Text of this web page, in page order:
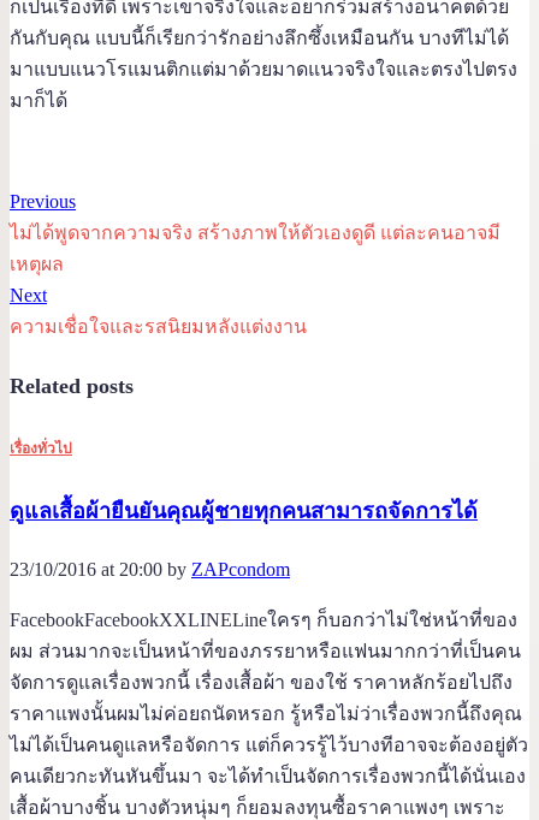
ก็เป็นเรื่องที่ดี เพราะเขาจริงใจและอยากร่วมสร้างอนาคตด้วย
กันกับคุณ แบบนี้ก็เรียกว่ารักอย่างลึกซึ้งเหมือนกัน บางทีไม่ได้
มาแบบแนวโรแมนติกแต่มาด้วยมาดแนวจริงใจและตรงไปตรง
มาก็ได้
Previous
ไม่ได้พูดจากความจริง สร้างภาพให้ตัวเองดูดี แต่ละคนอาจมี
เหตุผล
Next
ความเชื่อใจและรสนิยมหลังแต่งงาน
Related posts
เรื่องทั่วไป
ดูแลเสื้อผ้ายืนยันคุณผู้ชายทุกคนสามารถจัดการได้
23/10/2016 at 20:00 by ZAPcondom
FacebookFacebookXXLINELineใครๆ ก็บอกว่าไม่ใช่หน้าที่ของ
ผม ส่วนมากจะเป็นหน้าที่ของภรรยาหรือแฟนมากกว่าที่เป็นคน
จัดการดูแลเรื่องพวกนี้ เรื่องเสื้อผ้า ของใช้ ราคาหลักร้อยไปถึง
ราคาแพงนั้นผมไม่ค่อยถนัดหรอก รู้หรือไม่ว่าเรื่องพวกนี้ถึงคุณ
ไม่ได้เป็นคนดูแลหรือจัดการ แต่ก็ควรรู้ไว้บางทีอาจจะต้องอยู่ตัว
คนเดียวกะทันหันขึ้นมา จะได้ทำเป็นจัดการเรื่องพวกนี้ได้นั่นเอง
เสื้อผ้าบางชิ้น บางตัวหนุ่มๆ ก็ยอมลงทุนซื้อราคาแพงๆ เพราะ